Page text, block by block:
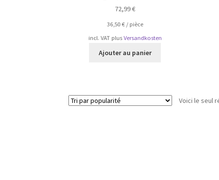
72,99€
36,50 €/ pièce
incl. VAT plus Versandkosten
Ajouter au panier
Voici le seul